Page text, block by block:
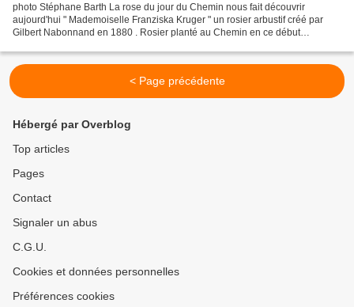
photo Stéphane Barth La rose du jour du Chemin nous fait découvrir
aujourd'hui " Mademoiselle Franziska Kruger " un rosier arbustif créé par
Gilbert Nabonnand en 1880 . Rosier planté au Chemin en ce début
< Page précédente
Hébergé par Overblog
Top articles
Pages
Contact
Signaler un abus
C.G.U.
Cookies et données personnelles
Préférences cookies